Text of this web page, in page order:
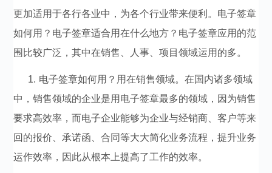
更加适用于各行各业中，为各个行业带来便利。电子签章
如何用？电子签章适合用在什么地方？电子签章应用的范
围比较广泛，其中在销售、人事、项目领域运用的多。
1. 电子签章如何用？用在销售领域。在国内诸多领域
中，销售领域的企业是用电子签章最多的领域，因为销售
要求高效率，而电子企业能够为企业与经销商、客户等来
回的报价、承诺函、合同等大大简化业务流程，提升业务
运作效率，因此从根本上提高了工作的效率。